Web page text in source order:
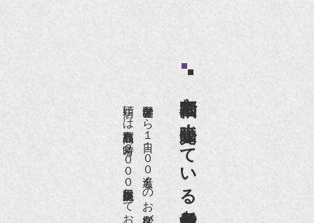
京都祇園で小売販売している
店頭には買取商品を常時２０００点以上展示販売しており、